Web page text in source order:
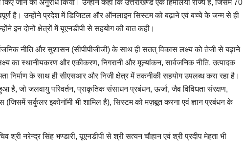
जाने का अनुरोध किया। उन्होंने कहा कि उत्तराखण्ड एक हिमालयी राज्य है, जिसमें 70
है। उन्होंने प्रदेश में डिजिटल और ऑनलाइन सिस्टम को बढ़ाने एवं बच्चे के जन्म से ही
इन दोनों क्षेत्रों में यूएनडीपी से सहयोग की बात कही।
नीति और सुशासन (सीपीपीजीजी) के साथ ही सतत् विकास लक्ष्य को तेजी से बढ़ाने
का स्थानीयकरण और एकीकरण, निगरानी और मूल्यांकन, सार्वजनिक नीति, उत्पादक
निर्माण के साथ ही सीएसआर और निजी क्षेत्र में तकनीकी सहयोग उपलब्ध करा रहा है।
है, जो जलवायु परिवर्तन, प्राकृतिक संसाधन प्रबंधन, ऊर्जा, जैव विविधता संरक्षण,
सर्कुलर इकोनॉमी भी शामिल है), सिस्टम को मज़बूत करना एवं ज्ञान प्रबंधन के
नरेन्द्र सिंह भण्डारी, यूएनडीपी से श्री सत्यन चौहान एवं श्री प्रदीप मेहता भी